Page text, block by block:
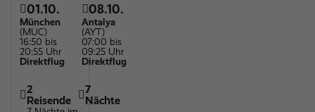
01.10.
München
(MUC)
16:50 bis
20:55 Uhr
Direktflug
08.10.
Antalya
(AYT)
07:00 bis
09:25 Uhr
Direktflug
2
Reisende
7
Nächte